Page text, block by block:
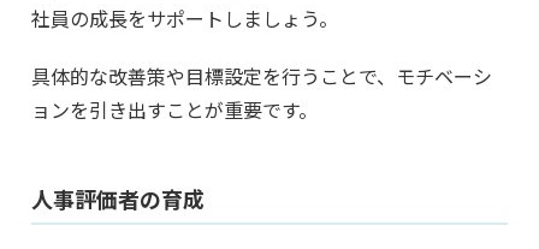
社員の成長をサポートしましょう。
具体的な改善策や目標設定を行うことで、モチベーシ
ョンを引き出すことが重要です。
人事評価者の育成